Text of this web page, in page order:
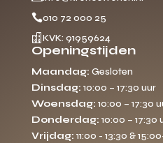
010 72 000 25
 KVK: 91959624
Openingstijden
Maandag: Gesloten
Dinsdag: 10:00 – 17:30 uur
Woensdag: 10:00 – 17:30
Donderdag: 10:00 – 17:30
Vrijdag: 11:00 - 13:30 &